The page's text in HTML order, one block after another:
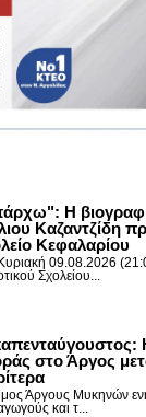
Η
Καζαντζίδη
Κεφαλαρίου
09.08.2026
Σχολείου...
στο Άργος
Άργους Μυκηνών
και τ...